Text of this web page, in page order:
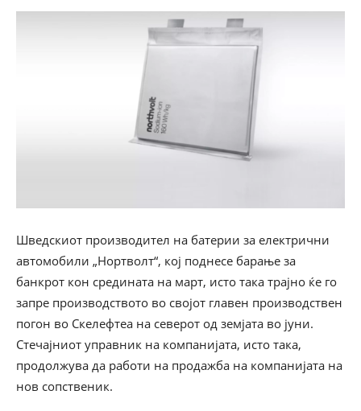
Шведскиот производител на батерии за електрични
автомобили „Нортволт“, кој поднесе барање за
банкрот кон средината на март, исто така трајно ќе го
запре производството во својот главен производствен
погон во Скелефтеа на северот од земјата во јуни.
Стечајниот управник на компанијата, исто така,
продолжува да работи на продажба на компанијата на
нов сопственик.